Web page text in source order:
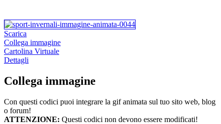
Scarica
Collega immagine
Cartolina Virtuale
Dettagli
Collega immagine
Con questi codici puoi integrare la gif animata sul tuo sito web, blog
o forum!
ATTENZIONE: Questi codici non devono essere modificati!